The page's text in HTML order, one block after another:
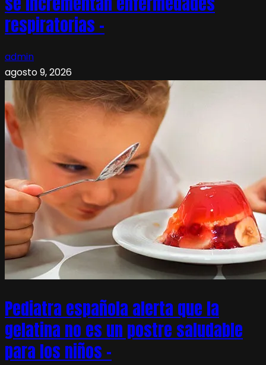
respiratorias –
admin
agosto 9, 2026
Pediatra española alerta que la
gelatina no es un postre saludable
para los niños –